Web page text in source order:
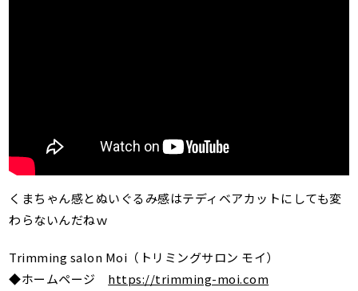
くまちゃん感とぬいぐるみ感はテディベアカットにしても変
わらないんだねｗ
Trimming salon Moi（トリミングサロン モイ）
◆ホームページ https://trimming-moi.com